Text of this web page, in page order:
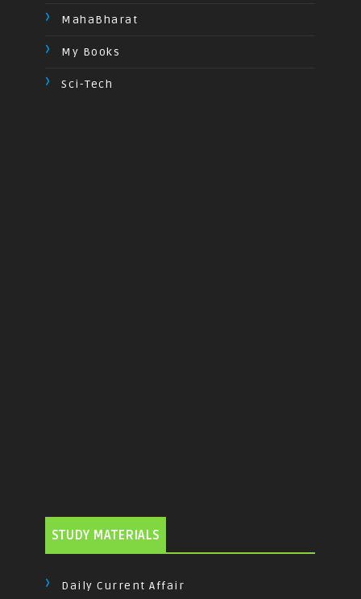
MahaBharat
My Books
Sci-Tech
STUDY MATERIALS
Daily Current Affair